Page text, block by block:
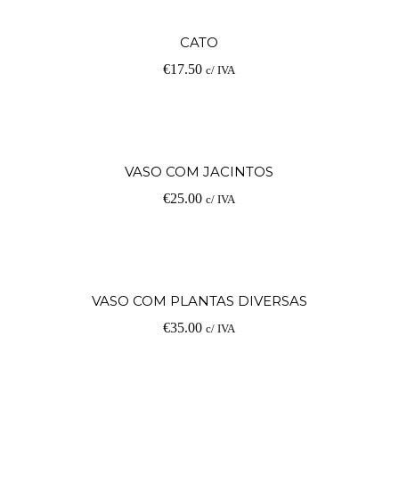
CATO
€17.50 c/ IVA
VASO COM JACINTOS
€25.00 c/ IVA
VASO COM PLANTAS DIVERSAS
€35.00 c/ IVA